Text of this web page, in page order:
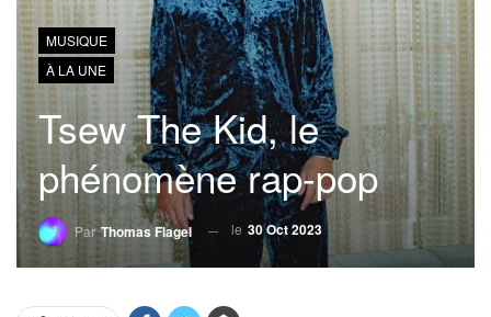
MUSIQUE
À LA UNE
Tsew The Kid, le
phénomène rap-pop
ParThomas Flagel le 30 Oct 2023